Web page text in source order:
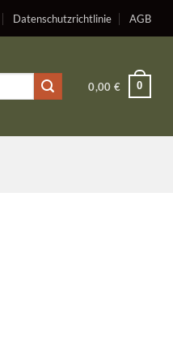
Datenschutzrichtlinie AGB
0,00 € 0